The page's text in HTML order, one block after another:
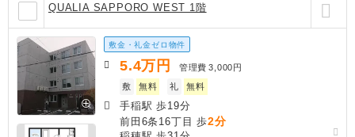
QUALIA SAPPORO WEST 1階
敷金・礼金ゼロ物件
5.4万円 管理費 3,000円
敷
無料 礼 無料
手稲駅 歩19分
前田6条16丁目 歩2分